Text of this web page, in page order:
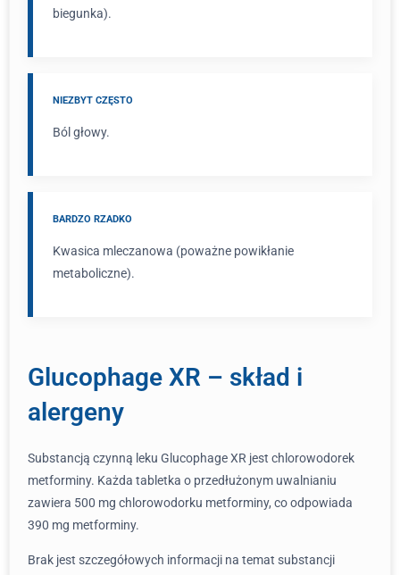
biegunka).
NIEZBYT CZĘSTO
Ból głowy.
BARDZO RZADKO
Kwasica mleczanowa (poważne powikłanie
metaboliczne).
Glucophage XR – skład i
alergeny
Substancją czynną leku Glucophage XR jest chlorowodorek
metforminy. Każda tabletka o przedłużonym uwalnianiu
zawiera 500 mg chlorowodorku metforminy, co odpowiada
390 mg metforminy.
Brak jest szczegółowych informacji na temat substancji